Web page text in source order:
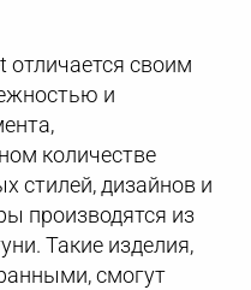
отличается своим
и
количестве
стилей, дизайнов и
производятся из
Такие изделия,
смогут